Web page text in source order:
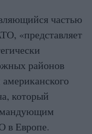
частью
«представляет
районов
который
в Европе.